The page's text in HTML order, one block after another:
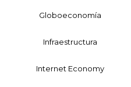
Globoeconomía
Infraestructura
Internet Economy